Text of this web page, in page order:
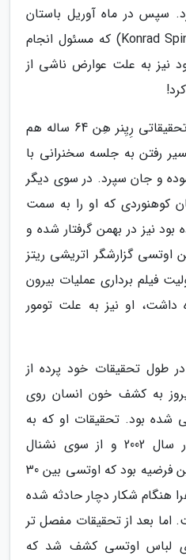
سپس در ماه آوریل باستان
شناس کنراد اسپیندلر (Konrad Spindler) که مسئول انجام
نیز به علت عوارض ناشی از
از سوی دیگر سرپرست تیم تحقیقاتی رِیِنر هِن 64 ساله هم
رفتن به جلسه سخنرانی با
و جان سپرد. در سوی دیگر
کوهنوردی که او را به سمت
بود نیز در بهمن گرفتار شده و
اوتسی گزارشگر اتریشی ریتز
فیلم برداری عملیات بیرون
داشت، او نیز به علت تومور
طول تحقیقات خود پرده از
به کشف خون انسان روی
بود. تحقیقات او که به
صورت برنامه ای مستند در سال 2002 و از سوی نشنال
جئوگرافی پخش شد مؤید این فرضیه بود که اوتسی بین 30
هنگام شکار دچار حادثه شده
اما بعد از تحقیقات مفصل تر
لباس اوتسی کشف شد که